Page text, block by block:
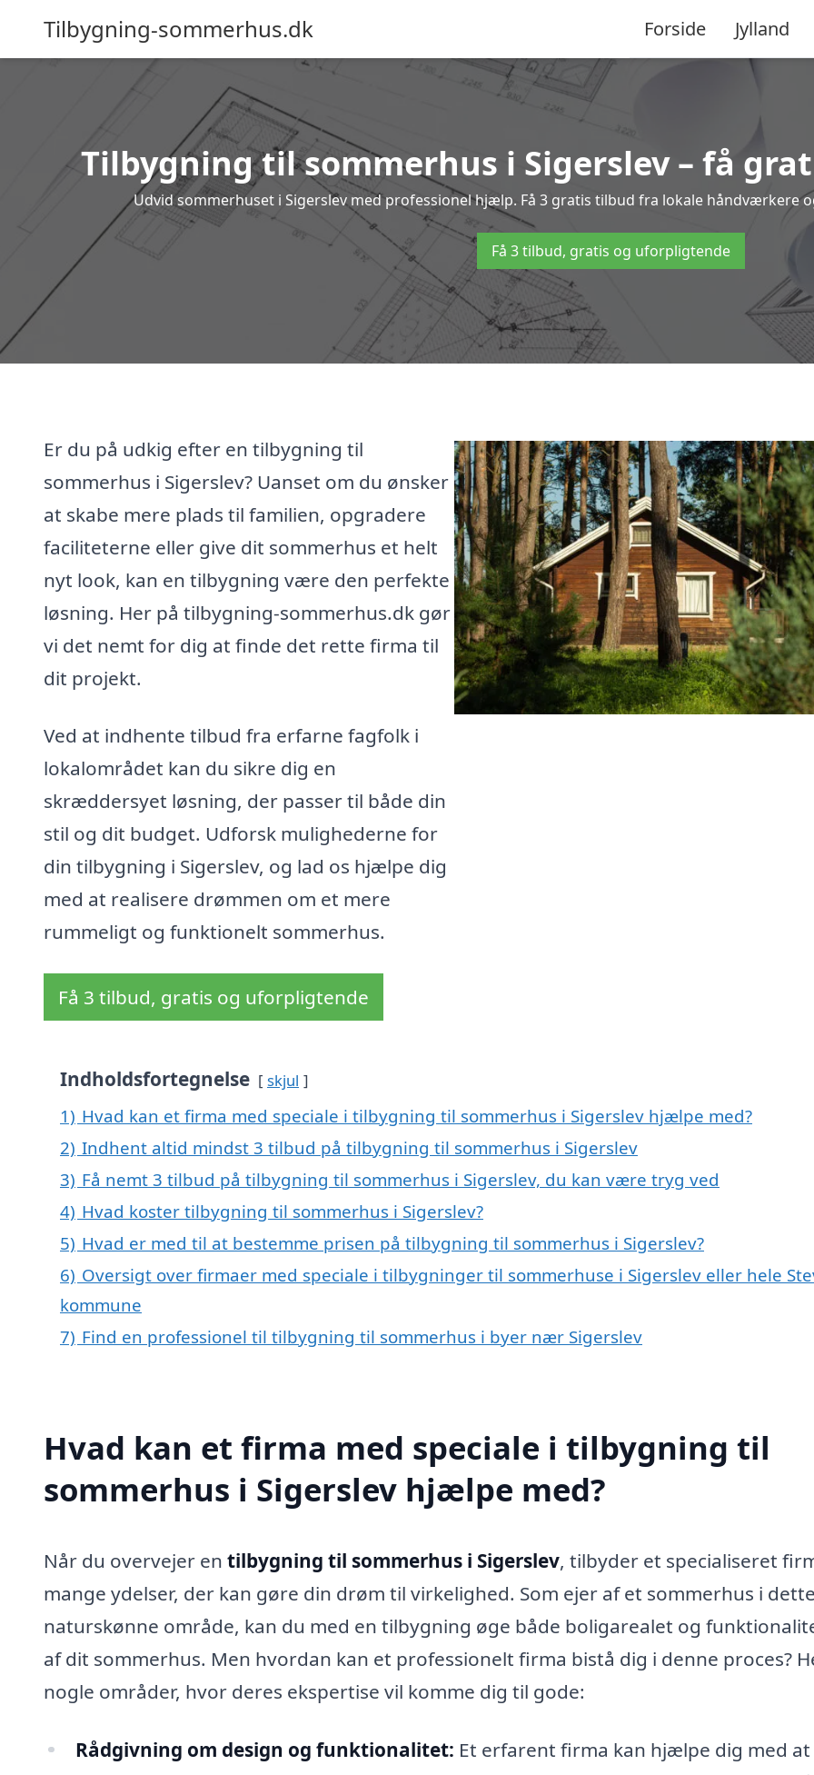
Tilbygning-sommerhus.dk Forside Jylland
Tilbygning til sommerhus i Sigerslev – få
Udvid sommerhuset i Sigerslev med professionel hjælp. Få 3 gratis tilbud fra lokale håndværkere
Få 3 tilbud, gratis og uforpligtende
Er du på udkig efter en tilbygning til
sommerhus i Sigerslev? Uanset om du ønsker
at skabe mere plads til familien, opgradere
faciliteterne eller give dit sommerhus et helt
nyt look, kan en tilbygning være den perfekte
løsning. Her på tilbygning-sommerhus.dk gør
vi det nemt for dig at finde det rette firma til
dit projekt.
Ved at indhente tilbud fra erfarne fagfolk i
lokalområdet kan du sikre dig en
skræddersyet løsning, der passer til både din
stil og dit budget. Udforsk mulighederne for
din tilbygning i Sigerslev, og lad os hjælpe dig
med at realisere drømmen om et mere
rummeligt og funktionelt sommerhus.
Få 3 tilbud, gratis og uforpligtende
Indholdsfortegnelse skjul
1) Hvad kan et firma med speciale i tilbygning til sommerhus i Sigerslev hjælpe med?
2) Indhent altid mindst 3 tilbud på tilbygning til sommerhus i Sigerslev
3) Få nemt 3 tilbud på tilbygning til sommerhus i Sigerslev, du kan være tryg ved
4) Hvad koster tilbygning til sommerhus i Sigerslev?
5) Hvad er med til at bestemme prisen på tilbygning til sommerhus i Sigerslev?
6) Oversigt over firmaer med speciale i tilbygninger til sommerhuse i Sigerslev eller hele
kommune
7) Find en professionel til tilbygning til sommerhus i byer nær Sigerslev
Hvad kan et firma med speciale i tilbygning til
sommerhus i Sigerslev hjælpe med?
Når du overvejer en tilbygning til sommerhus i Sigerslev, tilbyder et specialiseret
mange ydelser, der kan gøre din drøm til virkelighed. Som ejer af et sommerhus i dette
naturskønne område, kan du med en tilbygning øge både boligarealet og
af dit sommerhus. Men hvordan kan et professionelt firma bistå dig i denne proces?
nogle områder, hvor deres ekspertise vil komme dig til gode:
Rådgivning om design og funktionalitet: Et erfarent firma kan hjælpe dig med at